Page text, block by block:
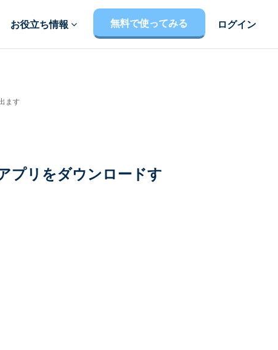
お役立ち情報 無料で使ってみる ログイン
ます
プリをダウンロードす